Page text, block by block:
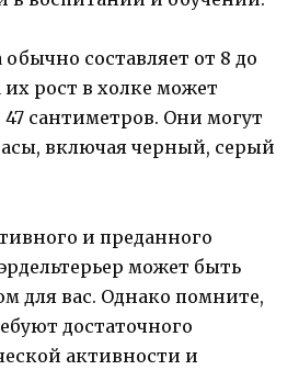
обычно составляет от 8 до
рост в холке может
47 сантиметров. Они могут
включая черный, серый
и преданного
может быть
для вас. Однако помните,
достаточного
активности и